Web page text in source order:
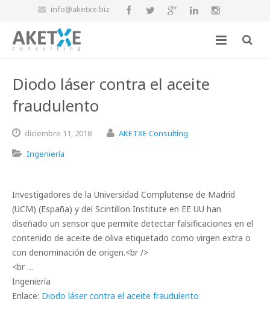
info@aketxe.biz
Diodo láser contra el aceite
fraudulento
diciembre 11, 2018
AKETXE Consulting
Ingeniería
Investigadores de la Universidad Complutense de Madrid
(UCM) (España) y del Scintillon Institute en EE UU han
diseñado un sensor que permite detectar falsificaciones en el
contenido de aceite de oliva etiquetado como virgen extra o
con denominación de origen.<br />
<br …
Ingeniería
Enlace: Diodo láser contra el aceite fraudulento